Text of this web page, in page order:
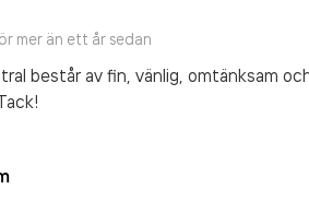
mer än ett år sedan
består av fin, vänlig, omtänksam